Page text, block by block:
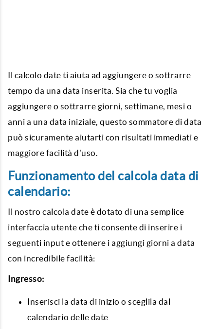
Il calcolo date ti aiuta ad aggiungere o sottrarre
tempo da una data inserita. Sia che tu voglia
aggiungere o sottrarre giorni, settimane, mesi o
anni a una data iniziale, questo sommatore di data
può sicuramente aiutarti con risultati immediati e
maggiore facilità d'uso.
Funzionamento del calcola data di
calendario:
Il nostro calcola date è dotato di una semplice
interfaccia utente che ti consente di inserire i
seguenti input e ottenere i aggiungi giorni a data
con incredibile facilità:
Ingresso:
Inserisci la data di inizio o sceglila dal
calendario delle date